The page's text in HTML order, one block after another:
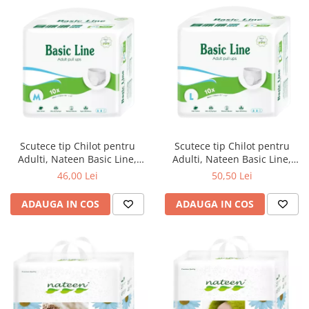
Zuluff Diapers (70 produse)
Scutece tip Chilot pentru
Adulti, Nateen Basic Line,
Marimea M, 10 buc.
46,00 Lei
ADAUGA IN COS
Scutece tip Chilot pentru
Adulti, Nateen Basic Line,
Marimea L, 10 buc.
50,50 Lei
ADAUGA IN COS